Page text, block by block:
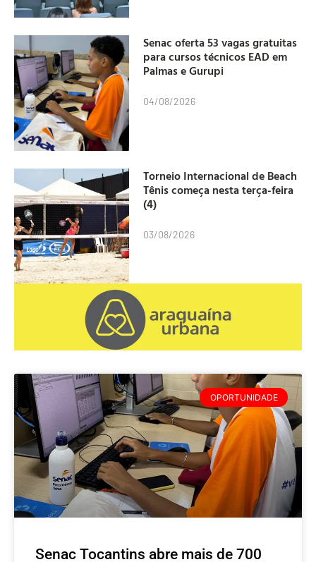
Senac oferta 53 vagas gratuitas
para cursos técnicos EAD em
Palmas e Gurupi
04/08/2026
Torneio Internacional de Beach
Tênis começa nesta terça-feira
(4)
03/08/2026
OPORTUNIDADE
Senac Tocantins abre mais de 700